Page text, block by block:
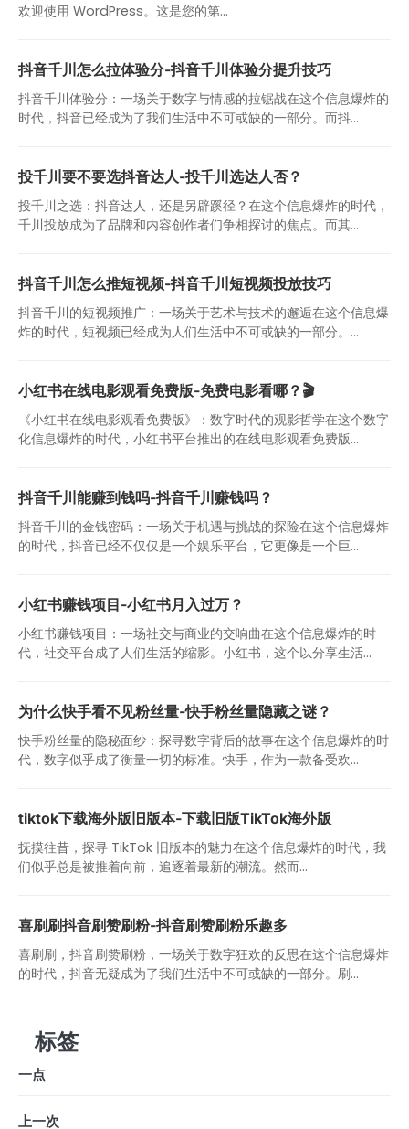
欢迎使用 WordPress。这是您的第…
抖音千川怎么拉体验分-抖音千川体验分提升技巧
抖音千川体验分：一场关于数字与情感的拉锯战在这个信息爆炸的
时代，抖音已经成为了我们生活中不可或缺的一部分。而抖...
投千川要不要选抖音达人-投千川选达人否？
投千川之选：抖音达人，还是另辟蹊径？在这个信息爆炸的时代，
千川投放成为了品牌和内容创作者们争相探讨的焦点。而其...
抖音千川怎么推短视频-抖音千川短视频投放技巧
抖音千川的短视频推广：一场关于艺术与技术的邂逅在这个信息爆
炸的时代，短视频已经成为人们生活中不可或缺的一部分。...
小红书在线电影观看免费版-免费电影看哪？🎬
《小红书在线电影观看免费版》：数字时代的观影哲学在这个数字
化信息爆炸的时代，小红书平台推出的在线电影观看免费版...
抖音千川能赚到钱吗-抖音千川赚钱吗？
抖音千川的金钱密码：一场关于机遇与挑战的探险在这个信息爆炸
的时代，抖音已经不仅仅是一个娱乐平台，它更像是一个巨...
小红书赚钱项目-小红书月入过万？
小红书赚钱项目：一场社交与商业的交响曲在这个信息爆炸的时
代，社交平台成了人们生活的缩影。小红书，这个以分享生活...
为什么快手看不见粉丝量-快手粉丝量隐藏之谜？
快手粉丝量的隐秘面纱：探寻数字背后的故事在这个信息爆炸的时
代，数字似乎成了衡量一切的标准。快手，作为一款备受欢...
tiktok下载海外版旧版本-下载旧版TikTok海外版
抚摸往昔，探寻 TikTok 旧版本的魅力在这个信息爆炸的时代，我
们似乎总是被推着向前，追逐着最新的潮流。然而...
喜刷刷抖音刷赞刷粉-抖音刷赞刷粉乐趣多
喜刷刷，抖音刷赞刷粉，一场关于数字狂欢的反思在这个信息爆炸
的时代，抖音无疑成为了我们生活中不可或缺的一部分。刷...
标签
一点
上一次